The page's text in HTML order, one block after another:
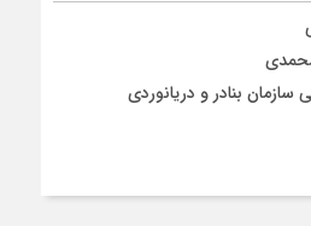
سازمان بنادر و دریانوردی